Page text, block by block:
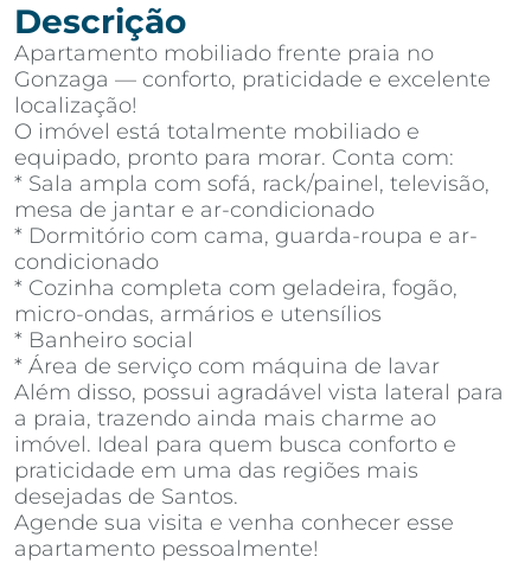
Descrição
Apartamento mobiliado frente praia no
Gonzaga — conforto, praticidade e excelente
localização!
O imóvel está totalmente mobiliado e
equipado, pronto para morar. Conta com:
* Sala ampla com sofá, rack/painel, televisão,
mesa de jantar e ar-condicionado
* Dormitório com cama, guarda-roupa e ar-
condicionado
* Cozinha completa com geladeira, fogão,
micro-ondas, armários e utensílios
* Banheiro social
* Área de serviço com máquina de lavar
Além disso, possui agradável vista lateral para
a praia, trazendo ainda mais charme ao
imóvel. Ideal para quem busca conforto e
praticidade em uma das regiões mais
desejadas de Santos.
Agende sua visita e venha conhecer esse
apartamento pessoalmente!